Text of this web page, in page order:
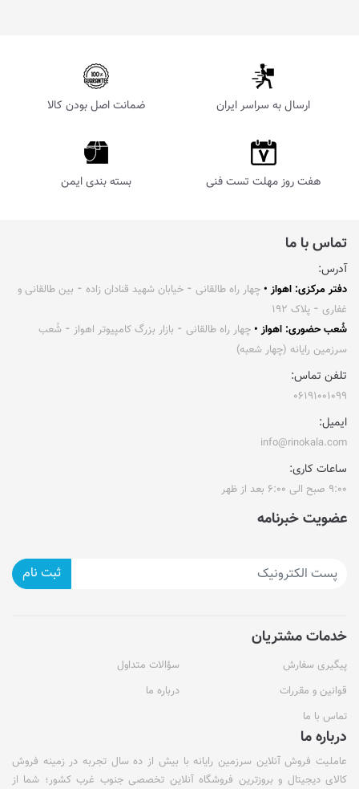
ارسال به سراسر ایران ضمانت اصل بودن کالا
هفت روز مهلت تست فنی بسته بندی ایمن
تماس با ما
آدرس:
دفتر مرکزی: اهواز • چهار راه طالقانی ⁃ خیابان شهید قنادان زاده ⁃ بین طالقانی و
غفاری ⁃ پلاک ۱۹۲
شُعب حضوری: اهواز • چهار راه طالقانی ⁃ بازار بزرگ کامپیوتر اهواز ⁃ شُعب
سرزمین رایانه (چهار شعبه)
تلفن تماس:
۰۶۱۹۱۰۰۱۰۹۹
ایمیل:
info@rinokala.com
ساعات کاری:
۹:۰۰ صبح الی ۶:۰۰ بعد از ظهر
عضویت خبرنامه
ثبت نام
خدمات مشتریان
پیگیری سفارش
سؤالات متداول
قوانین و مقررات
درباره ما
تماس با ما
درباره ما
عاملیت فروش آنلاین سرزمین رایانه با بیش از ده سال تجربه در زمینه فروش
کالای دیجیتال و بروزترین فروشگاه آنلاین تخصصی جنوب غرب کشور؛ شما از